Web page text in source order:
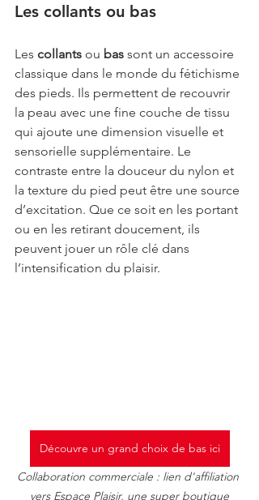
Les collants ou bas
Les collants ou bas sont un accessoire
classique dans le monde du fétichisme
des pieds. Ils permettent de recouvrir
la peau avec une fine couche de tissu
qui ajoute une dimension visuelle et
sensorielle supplémentaire. Le
contraste entre la douceur du nylon et
la texture du pied peut être une source
d’excitation. Que ce soit en les portant
ou en les retirant doucement, ils
peuvent jouer un rôle clé dans
l’intensification du plaisir.
Découvre un grand choix de bas ici
Collaboration commerciale : lien d'affiliation
vers Espace Plaisir, une super boutique